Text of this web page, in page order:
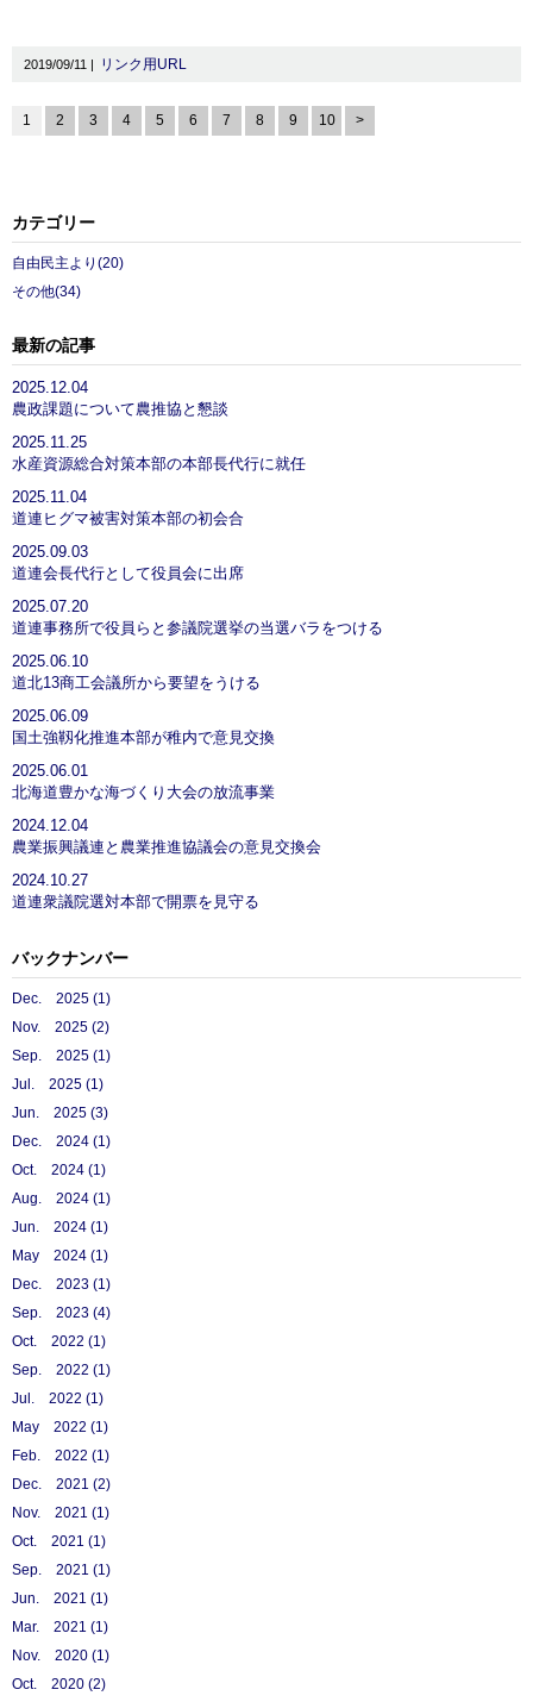
2019/09/11 | リンク用URL
1 2 3 4 5 6 7 8 9 10 >
カテゴリー
自由民主より(20)
その他(34)
最新の記事
2025.12.04
農政課題について農推協と懇談
2025.11.25
水産資源総合対策本部の本部長代行に就任
2025.11.04
道連ヒグマ被害対策本部の初会合
2025.09.03
道連会長代行として役員会に出席
2025.07.20
道連事務所で役員らと参議院選挙の当選バラをつける
2025.06.10
道北13商工会議所から要望をうける
2025.06.09
国土強靱化推進本部が稚内で意見交換
2025.06.01
北海道豊かな海づくり大会の放流事業
2024.12.04
農業振興議連と農業推進協議会の意見交換会
2024.10.27
道連衆議院選対本部で開票を見守る
バックナンバー
Dec. 2025 (1)
Nov. 2025 (2)
Sep. 2025 (1)
Jul. 2025 (1)
Jun. 2025 (3)
Dec. 2024 (1)
Oct. 2024 (1)
Aug. 2024 (1)
Jun. 2024 (1)
May 2024 (1)
Dec. 2023 (1)
Sep. 2023 (4)
Oct. 2022 (1)
Sep. 2022 (1)
Jul. 2022 (1)
May 2022 (1)
Feb. 2022 (1)
Dec. 2021 (2)
Nov. 2021 (1)
Oct. 2021 (1)
Sep. 2021 (1)
Jun. 2021 (1)
Mar. 2021 (1)
Nov. 2020 (1)
Oct. 2020 (2)